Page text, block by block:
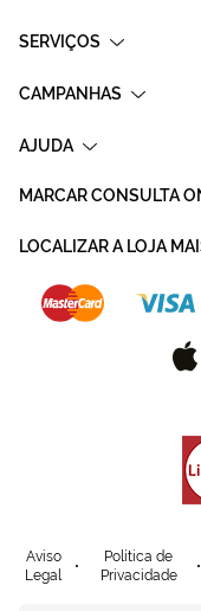
SERVIÇOS
CAMPANHAS
AJUDA
MARCAR CONSULTA
LOCALIZAR A LOJA
Aviso
Legal
Política de
Privacidade